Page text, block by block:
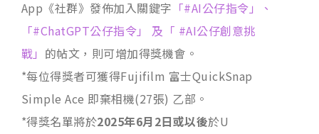
App《社群》發佈加入關鍵字 「#AI公仔指令」、
「#ChatGPT公仔指令」 及「 #AI公仔創意挑
戰」 的帖文，則可增加得獎機會。
*每位得獎者可獲得Fujifilm 富士QuickSnap
Simple Ace 即棄相機(27張) 乙部。
*得獎名單將於2025年6月2日或以後於U